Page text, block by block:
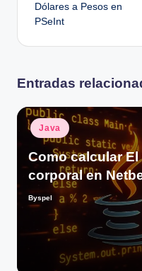
entradas
Dólares a Pesos en
PSeInt
Entradas
Publicado
en
Java
Como calcular
corporal en
Publicado
por
Byspel